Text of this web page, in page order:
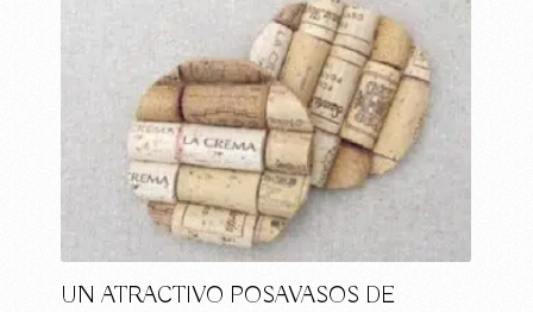
UN ATRACTIVO POSAVASOS DE